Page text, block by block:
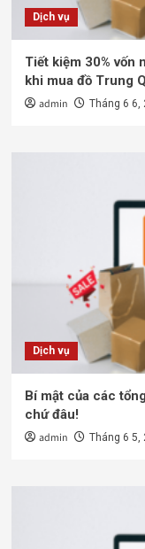
Dịch vụ
Tiết kiệm 30% vốn
khi mua đồ Trung
admin Tháng 6 6,
Dịch vụ
Bí mật của các
chứ đâu!
admin Tháng 6 5,